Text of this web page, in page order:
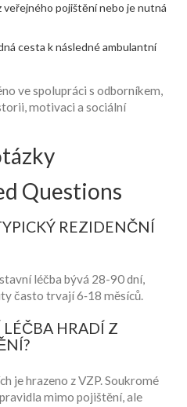
veřejného pojištění nebo je nutná
cesta k následné ambulantní
ve spolupráci s odborníkem,
motivaci a sociální
Questions
REZIDENČNÍ
léčba bývá 28-90 dní,
často trvají 6‑18 měsíců.
HRADÍ Z
je hrazeno z VZP. Soukromé
mimo pojištění, ale